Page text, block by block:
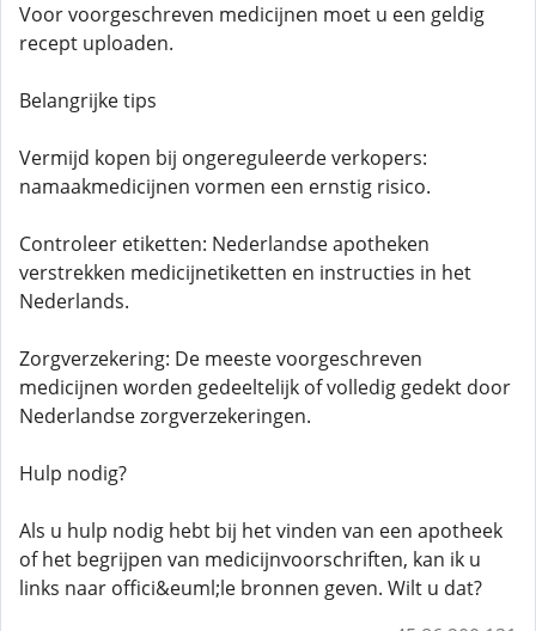
Voor voorgeschreven medicijnen moet u een geldig
recept uploaden.
Belangrijke tips
Vermijd kopen bij ongereguleerde verkopers:
namaakmedicijnen vormen een ernstig risico.
Controleer etiketten: Nederlandse apotheken
verstrekken medicijnetiketten en instructies in het
Nederlands.
Zorgverzekering: De meeste voorgeschreven
medicijnen worden gedeeltelijk of volledig gedekt door
Nederlandse zorgverzekeringen.
Hulp nodig?
Als u hulp nodig hebt bij het vinden van een apotheek
of het begrijpen van medicijnvoorschriften, kan ik u
links naar offici&euml;le bronnen geven. Wilt u dat?